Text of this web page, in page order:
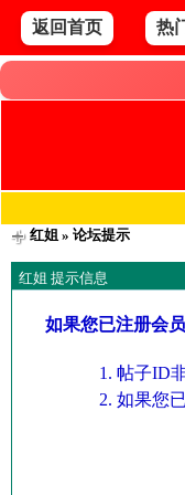
返回首页 热
红姐» 论坛提示
红姐 提示信息
如果您已注册会
帖子ID
如果您